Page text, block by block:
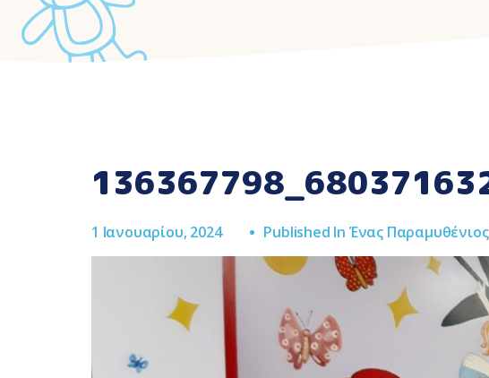
1 Ιανουαρίου, 2024 Published In Ένας